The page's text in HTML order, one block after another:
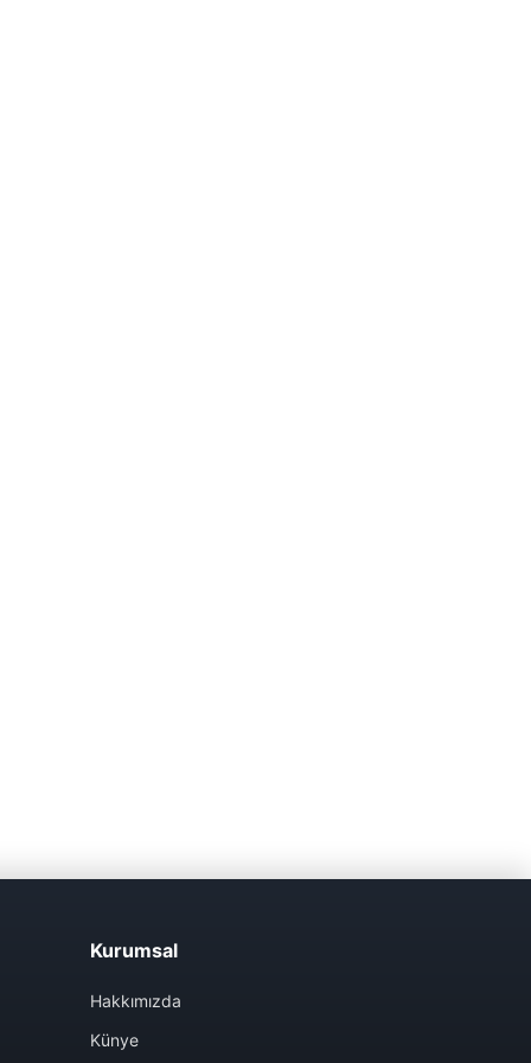
Kurumsal
Hakkımızda
Künye